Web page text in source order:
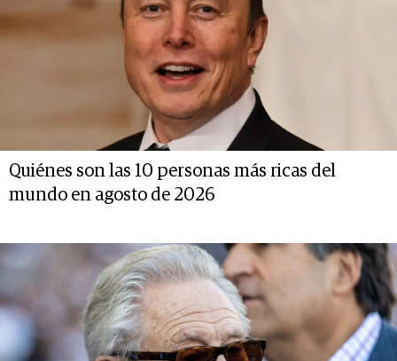
Quiénes son las 10 personas más ricas del
mundo en agosto de 2026